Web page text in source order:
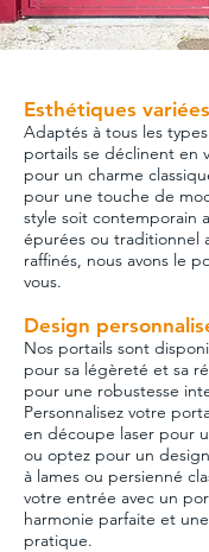
Esthétiques variées
Adaptés à tous les
portails se déclinent en
pour un charme
pour une touche de
style soit contemporain
épurées ou traditionnel
raffinés, nous avons le
vous.
Design
Nos portails sont
pour sa légèreté et sa
pour une robustesse
Personnalisez votre
en découpe laser pour
ou optez pour un
à lames ou persienné
votre entrée avec un
harmonie parfaite et
pratique.